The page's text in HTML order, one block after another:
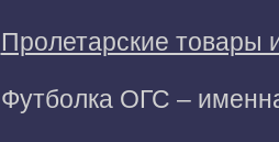
Пролетарские товары
Футболка ОГС –